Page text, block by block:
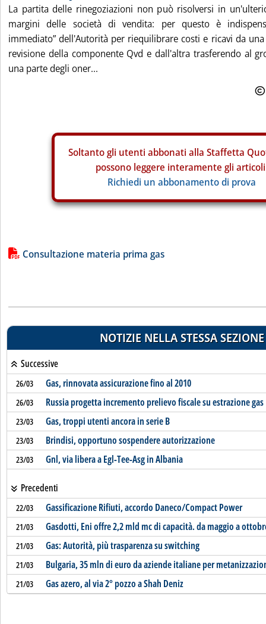
La partita delle rinegoziazioni non può risolversi in
margini delle società di vendita: per questo è
immediato” dell'Autorità per riequilibrare costi e ricavi da
revisione della componente Qvd e dall'altra trasferendo al
una parte degli oner...
Soltanto gli utenti abbonati alla Staffetta
possono leggere interamente gli
Richiedi un abbonamento di prova
Lista allegati PDF alla notizia
Consultazione materia prima gas
NOTIZIE NELLA STESSA SEZIONE
Successive
26/03 Gas, rinnovata assicurazione fino al 2010
26/03 Russia progetta incremento prelievo fiscale su estrazione gas
23/03 Gas, troppi utenti ancora in serie B
23/03 Brindisi, opportuno sospendere autorizzazione
23/03 Gnl, via libera a Egl-Tee-Asg in Albania
Precedenti
22/03 Gassificazione Rifiuti, accordo Daneco/Compact Power
21/03 Gasdotti, Eni offre 2,2 mld mc di capacità. da maggio a
21/03 Gas: Autorità, più trasparenza su switching
21/03 Bulgaria, 35 mln di euro da aziende italiane per
21/03 Gas azero, al via 2° pozzo a Shah Deniz